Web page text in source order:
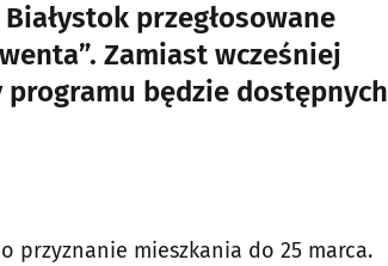
przegłosowane
Zamiast wcześniej
będzie dostępnych
przyznanie mieszkania do 25 marca.